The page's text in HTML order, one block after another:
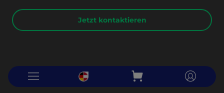
Jetzt kontaktieren